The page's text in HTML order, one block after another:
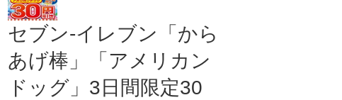
セブン‐イレブン「から
あげ棒」「アメリカン
ドッグ」3日間限定30